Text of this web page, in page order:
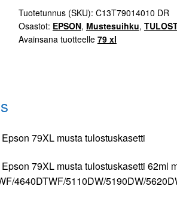
tulostuskasetti
määrä
Tuotetunnus (SKU): C13T79014010 DR
Osastot: EPSON, Mustesuihku,
Avainsana tuotteelle 79 xl
79XL musta tulostuskasetti
79XL musta tulostuskasetti 62ml
4640DTWF/5110DW/5190DW/